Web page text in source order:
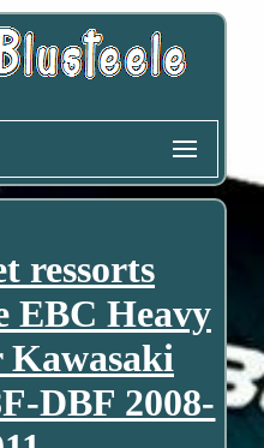
ressorts
EBC Heavy
DBF 2008-